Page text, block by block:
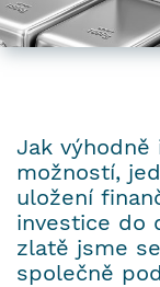
Jak výhodně
možností,
uložení
investice do
zlatě jsme
společně